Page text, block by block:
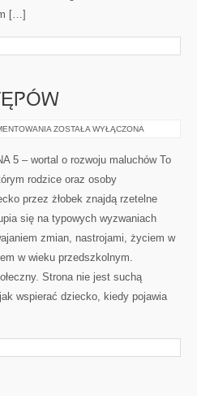
[…]
OCENA
POSTĘPÓW
ZOSTAŁA WYŁĄCZONA
5 – wortal o rozwoju maluchów To
rodzice oraz osoby
przez żłobek znajdą rzetelne
się na typowych wyzwaniach
zmian, nastrojami, życiem w
w wieku przedszkolnym.
Strona nie jest suchą
wspierać dziecko, kiedy pojawia